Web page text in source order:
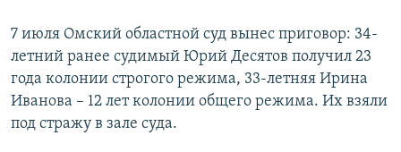
7 июля Омский областной суд вынес приговор: 34-
летний ранее судимый Юрий Десятов получил 23
года колонии строгого режима, 33-летняя Ирина
Иванова – 12 лет колонии общего режима. Их взяли
под стражу в зале суда.